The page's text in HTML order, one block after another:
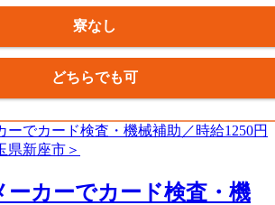
寮なし
どちらでも可
ーカーでカード検査・機